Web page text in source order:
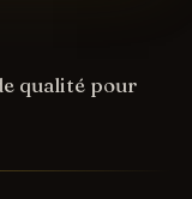
qualité pour